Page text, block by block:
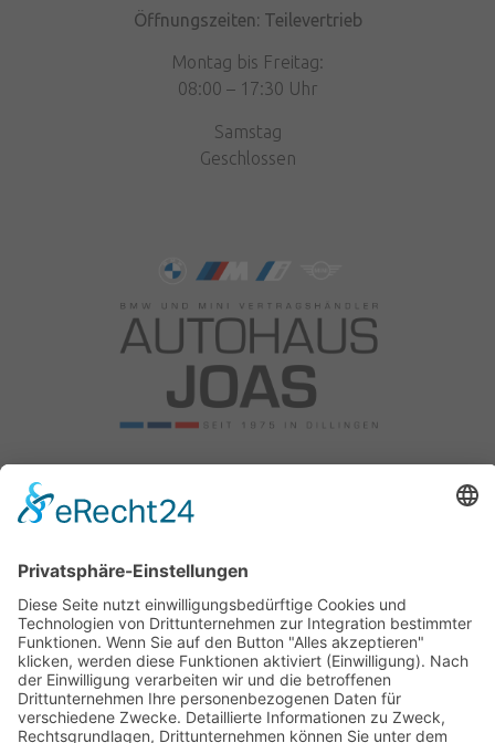
Öffnungszeiten: Teilevertrieb
Montag bis Freitag:
08:00 – 17:30 Uhr
Samstag
Geschlossen
Am Reitweg 10
89407 Dillingen
Tel: +49 9071 5885 0
Fax: 09071 5885 50
Email:info@bmw-joas.de